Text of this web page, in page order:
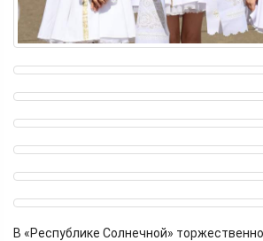
В «Республике Солнечной»